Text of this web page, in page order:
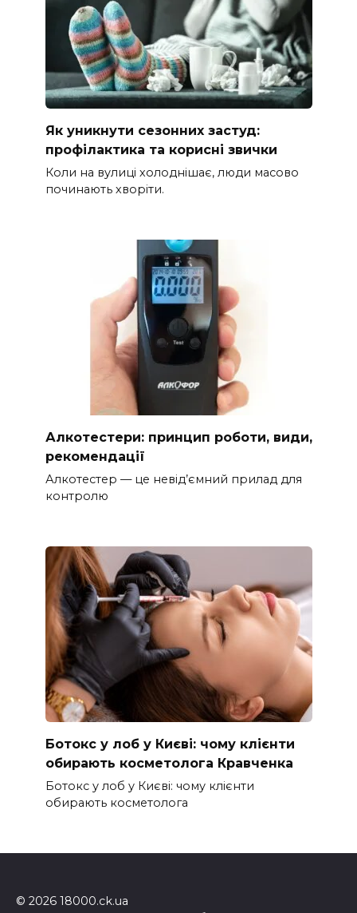
Як уникнути сезонних застуд:
профілактика та корисні звички
Коли на вулиці холоднішає, люди масово
починають хворіти.
Алкотестери: принцип роботи, види,
рекомендації
Алкотестер — це невід’ємний прилад для
контролю
Ботокс у лоб у Києві: чому клієнти
обирають косметолога Кравченка
Ботокс у лоб у Києві: чому клієнти
обирають косметолога
© 2026 18000.ck.ua